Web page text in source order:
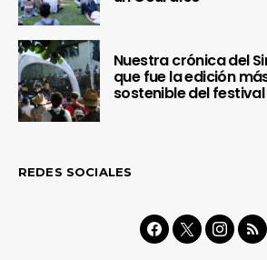
Nuestra crónica del
que fue la edición
sostenible del festival
REDES SOCIALES